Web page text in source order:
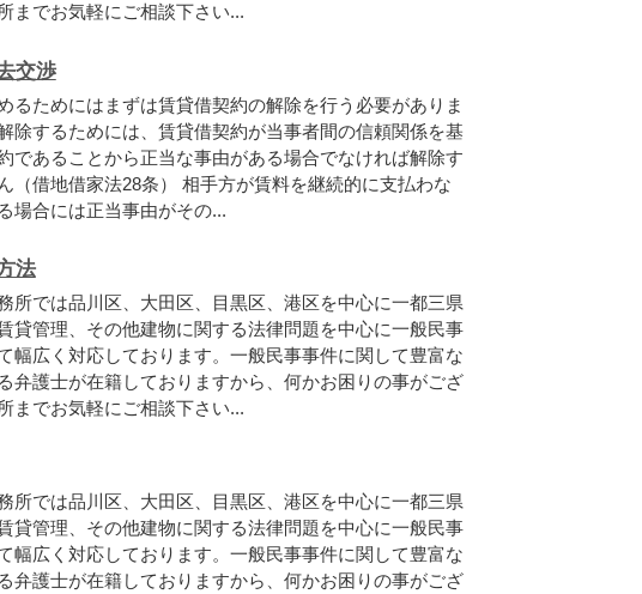
までお気軽にご相談下さい...
交渉
るためにはまずは賃貸借契約の解除を行う必要がありま
除するためには、賃貸借契約が当事者間の信頼関係を基
であることから正当な事由がある場合でなければ解除す
（借地借家法28条） 相手方が賃料を継続的に支払わな
場合には正当事由がその...
法
所では品川区、大田区、目黒区、港区を中心に一都三県
貸管理、その他建物に関する法律問題を中心に一般民事
幅広く対応しております。一般民事事件に関して豊富な
弁護士が在籍しておりますから、何かお困りの事がござ
までお気軽にご相談下さい...
所では品川区、大田区、目黒区、港区を中心に一都三県
貸管理、その他建物に関する法律問題を中心に一般民事
幅広く対応しております。一般民事事件に関して豊富な
弁護士が在籍しておりますから、何かお困りの事がござ